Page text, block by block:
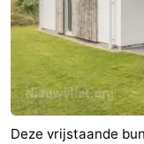
Deze vrijstaande